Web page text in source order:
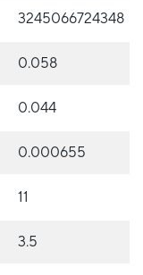
3245066724348
0.058
0.044
0.000655
11
3.5